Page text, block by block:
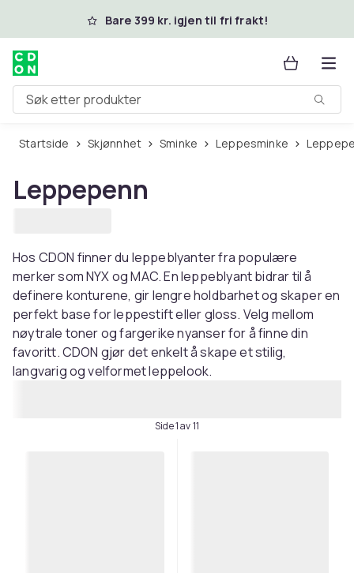
Hopp til hovedinnholdBare 399 kr. igjen til fri frakt!
Søk etter produkter
Startside Skjønnhet Sminke Leppesminke
Leppepenn
Hos CDON finner du leppeblyanter fra populære
merker som NYX og MAC. En leppeblyant bidrar til å
definere konturene, gir lengre holdbarhet og skaper en
perfekt base for leppestift eller gloss. Velg mellom
nøytrale toner og fargerike nyanser for å finne din
favoritt. CDON gjør det enkelt å skape et stilig,
langvarig og velformet leppelook.
Side 1 av 11